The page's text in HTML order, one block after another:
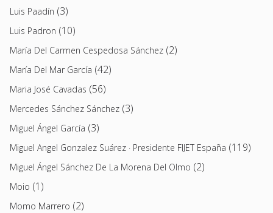
Luis Paadín (3)
Luis Padron (10)
María Del Carmen Cespedosa Sánchez (2)
María Del Mar García (42)
Maria José Cavadas (56)
Mercedes Sánchez Sánchez (3)
Miguel Ángel García (3)
Miguel Angel Gonzalez Suárez · Presidente FIJET España (119)
Miguel Ángel Sánchez De La Morena Del Olmo (2)
Moio (1)
Momo Marrero (2)